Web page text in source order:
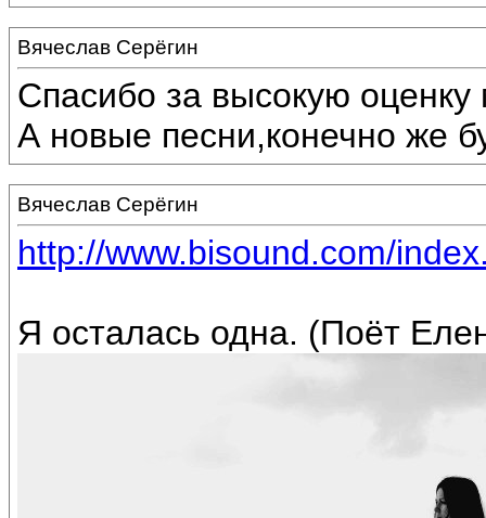
Вячеслав Серёгин
Спасибо за высокую оценку
А новые песни,конечно же
Вячеслав Серёгин
http://www.bisound.com/
Я осталась одна. (Поёт